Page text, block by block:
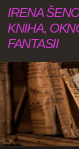
IRENA
KNIHA,
FANTASII